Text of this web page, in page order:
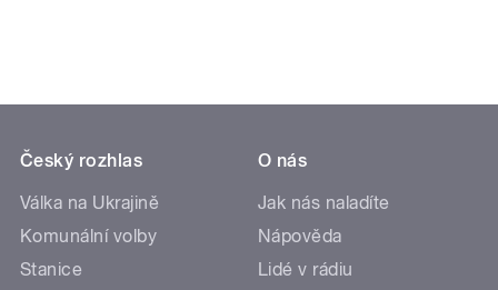
Český rozhlas
Válka na Ukrajině
Komunální volby
Stanice
O nás
Jak nás naladíte
Nápověda
Lidé v rádiu